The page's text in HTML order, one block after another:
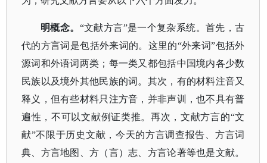
明概念。 “文献方言”是一个复杂系统。首先，古
代的方言词是包括外来词的。这里的“外来词”包括外
源词和外语词两类；每一类又都包括中国境内各少数
民族以及境外其他民族的词。其次，有的材料注音又
释义，但有些材料只注方音，并非声训，也不具有普
遍性，不可以文献例证类推。再次，文献方言的“文
献”不限于历史文献，今天的方言调查报告、方言词
典、方言地图、方（言）志、方言论著等也是文献。